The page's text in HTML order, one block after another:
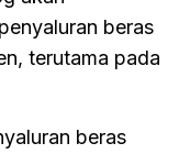
beras
terutama pada
beras